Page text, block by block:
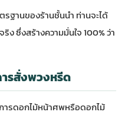
ฐานของร้านชั้นนำ ท่านจะได้
ซึ่งสร้างความมั่นใจ 100% ว่า
รสั่งพวงหรีด
รดอกไม้หน้าศพหรือดอกไม้